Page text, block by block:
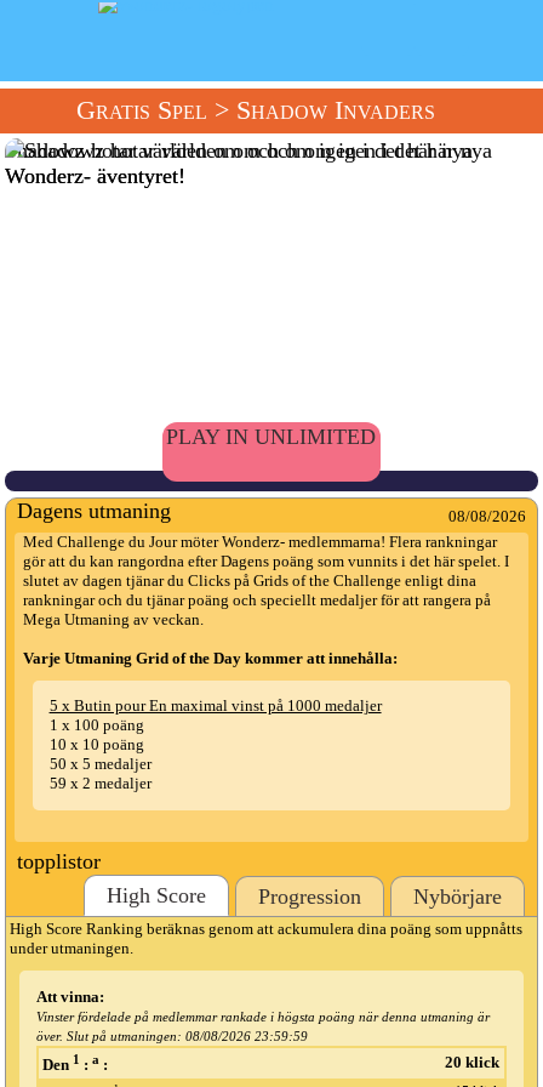
Gratis Spel > Shadow Invaders
Shadowz hotar världen om och om igen i det här nya
Wonderz- äventyret!
PLAY IN UNLIMITED
Dagens utmaning
08/08/2026
Med Challenge du Jour möter Wonderz- medlemmarna! Flera rankningar
gör att du kan rangordna efter Dagens poäng som vunnits i det här spelet. I
slutet av dagen tjänar du Clicks på Grids of the Challenge enligt dina
rankningar och du tjänar poäng och speciellt medaljer för att rangera på
Mega Utmaning av veckan.
Varje Utmaning Grid of the Day kommer att innehålla:
5 x Butin pour En maximal vinst på 1000 medaljer
1 x 100 poäng
10 x 10 poäng
50 x 5 medaljer
59 x 2 medaljer
topplistor
High Score
Progression Nybörjare
High Score Ranking beräknas genom att ackumulera dina poäng som uppnåtts
under utmaningen.
Att vinna:
Vinster fördelade på medlemmar rankade i högsta poäng när denna utmaning är
över. Slut på utmaningen: 08/08/2026 23:59:59
Den 1 :a : 20 klick